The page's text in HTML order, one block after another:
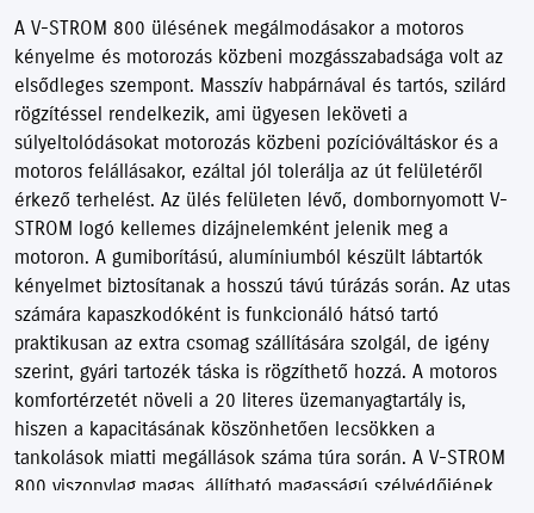
A V-STROM 800 ülésének megálmodásakor a motoros
kényelme és motorozás közbeni mozgásszabadsága volt az
elsődleges szempont. Masszív habpárnával és tartós, szilárd
rögzítéssel rendelkezik, ami ügyesen leköveti a
súlyeltolódásokat motorozás közbeni pozícióváltáskor és a
motoros felállásakor, ezáltal jól tolerálja az út felületéről
érkező terhelést. Az ülés felületen lévő, dombornyomott V-
STROM logó kellemes dizájnelemként jelenik meg a
motoron. A gumiborítású, alumíniumból készült lábtartók
kényelmet biztosítanak a hosszú távú túrázás során. Az utas
számára kapaszkodóként is funkcionáló hátsó tartó
praktikusan az extra csomag szállítására szolgál, de igény
szerint, gyári tartozék táska is rögzíthető hozzá. A motoros
komfortérzetét növeli a 20 literes üzemanyagtartály is,
hiszen a kapacitásának köszönhetően lecsökken a
tankolások miatti megállások száma túra során. A V-STROM
800 viszonylag magas, állítható magasságú szélvédőjének